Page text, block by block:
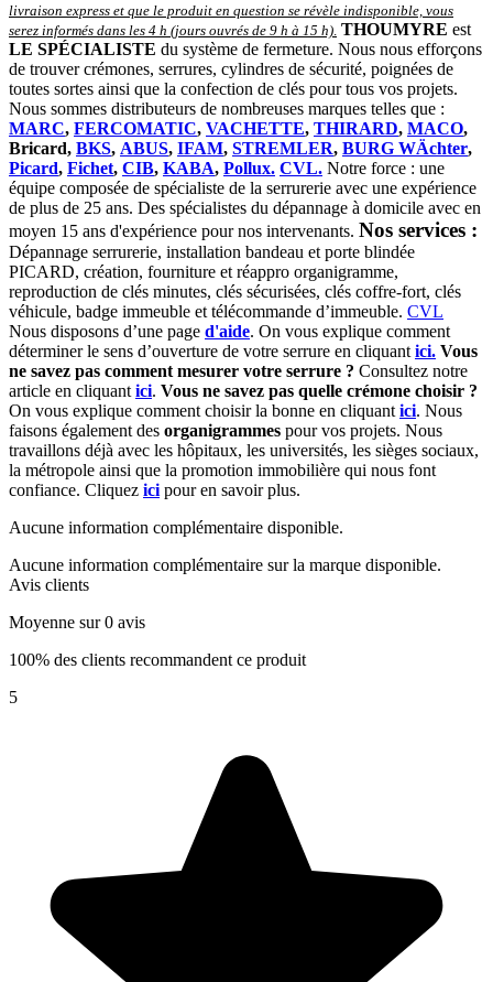
livraison express et que le produit en question se révèle indisponible, vous
serez informés dans les 4 h (jours ouvrés de 9 h à 15 h) THOUMYRE est
LE SPÉCIALISTE du système de fermeture. Nous nous efforçons
de trouver crémones, serrures, cylindres de sécurité, poignées de
toutes sortes ainsi que la confection de clés pour tous vos projets.
Nous sommes distributeurs de nombreuses marques telles que :
MARC, FERCOMATIC, VACHETTE, THIRARD, MACO,
Bricard, BKS, ABUS, IFAM, STREMLER, BURG WÄchter,
Picard, Fichet, CIB, KABA, Pollux. CVL. Notre force : une
équipe composée de spécialiste de la serrurerie avec une expérience
de plus de 25 ans. Des spécialistes du dépannage à domicile avec en
moyen 15 ans d'expérience pour nos intervenants. Nos services :
Dépannage serrurerie, installation bandeau et porte blindée
PICARD, création, fourniture et réappro organigramme,
reproduction de clés minutes, clés sécurisées, clés coffre-fort, clés
véhicule, badge immeuble et télécommande d’immeuble. CVL
Nous disposons d’une page d'aide. On vous explique comment
déterminer le sens d’ouverture de votre serrure en cliquant ici. Vous
ne savez pas comment mesurer votre serrure ? Consultez notre
article en cliquant ici. Vous ne savez pas quelle crémone choisir ?
On vous explique comment choisir la bonne en cliquant ici. Nous
faisons également des organigrammes pour vos projets. Nous
travaillons déjà avec les hôpitaux, les universités, les sièges sociaux,
la métropole ainsi que la promotion immobilière qui nous font
confiance. Cliquez ici pour en savoir plus.
Aucune information complémentaire disponible.
Aucune information complémentaire sur la marque disponible.
Avis clients
Moyenne sur 0 avis
100% des clients recommandent ce produit
5